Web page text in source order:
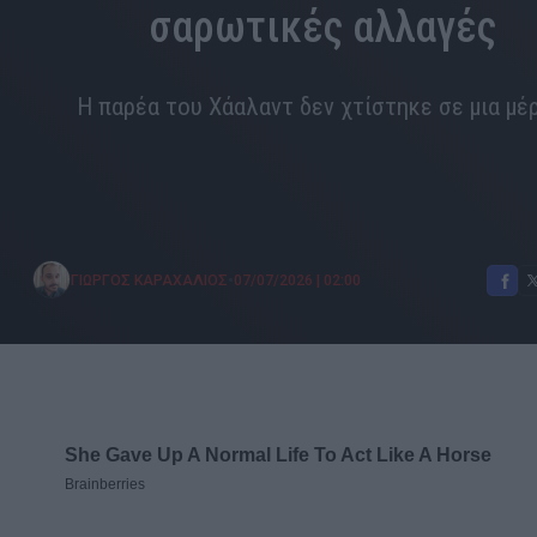
σαρωτικές αλλαγές
Η παρέα του Χάαλαντ δεν χτίστηκε σε μια
ΓΙΩΡΓΟΣ ΚΑΡΑΧΑΛΙΟΣ 07/07/2026 | 02:00